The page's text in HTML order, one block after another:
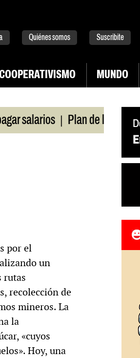
Quiénes somos Suscribite
MUNDO
salarios | Plan de lucha de
por el
un
rutas
recolección de
mineros. La
la
«cuyos
Hoy, una